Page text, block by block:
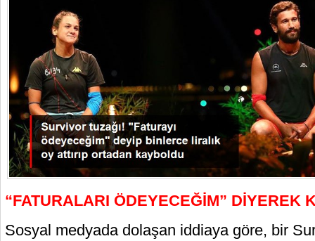
“FATURALARI ÖDEYECEĞİM” DİYEREK
Sosyal medyada dolaşan iddiaya göre, bir